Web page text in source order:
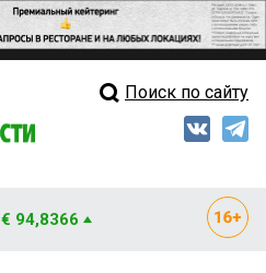
Свежий выпускПоиск по сайту
€ 94,8366